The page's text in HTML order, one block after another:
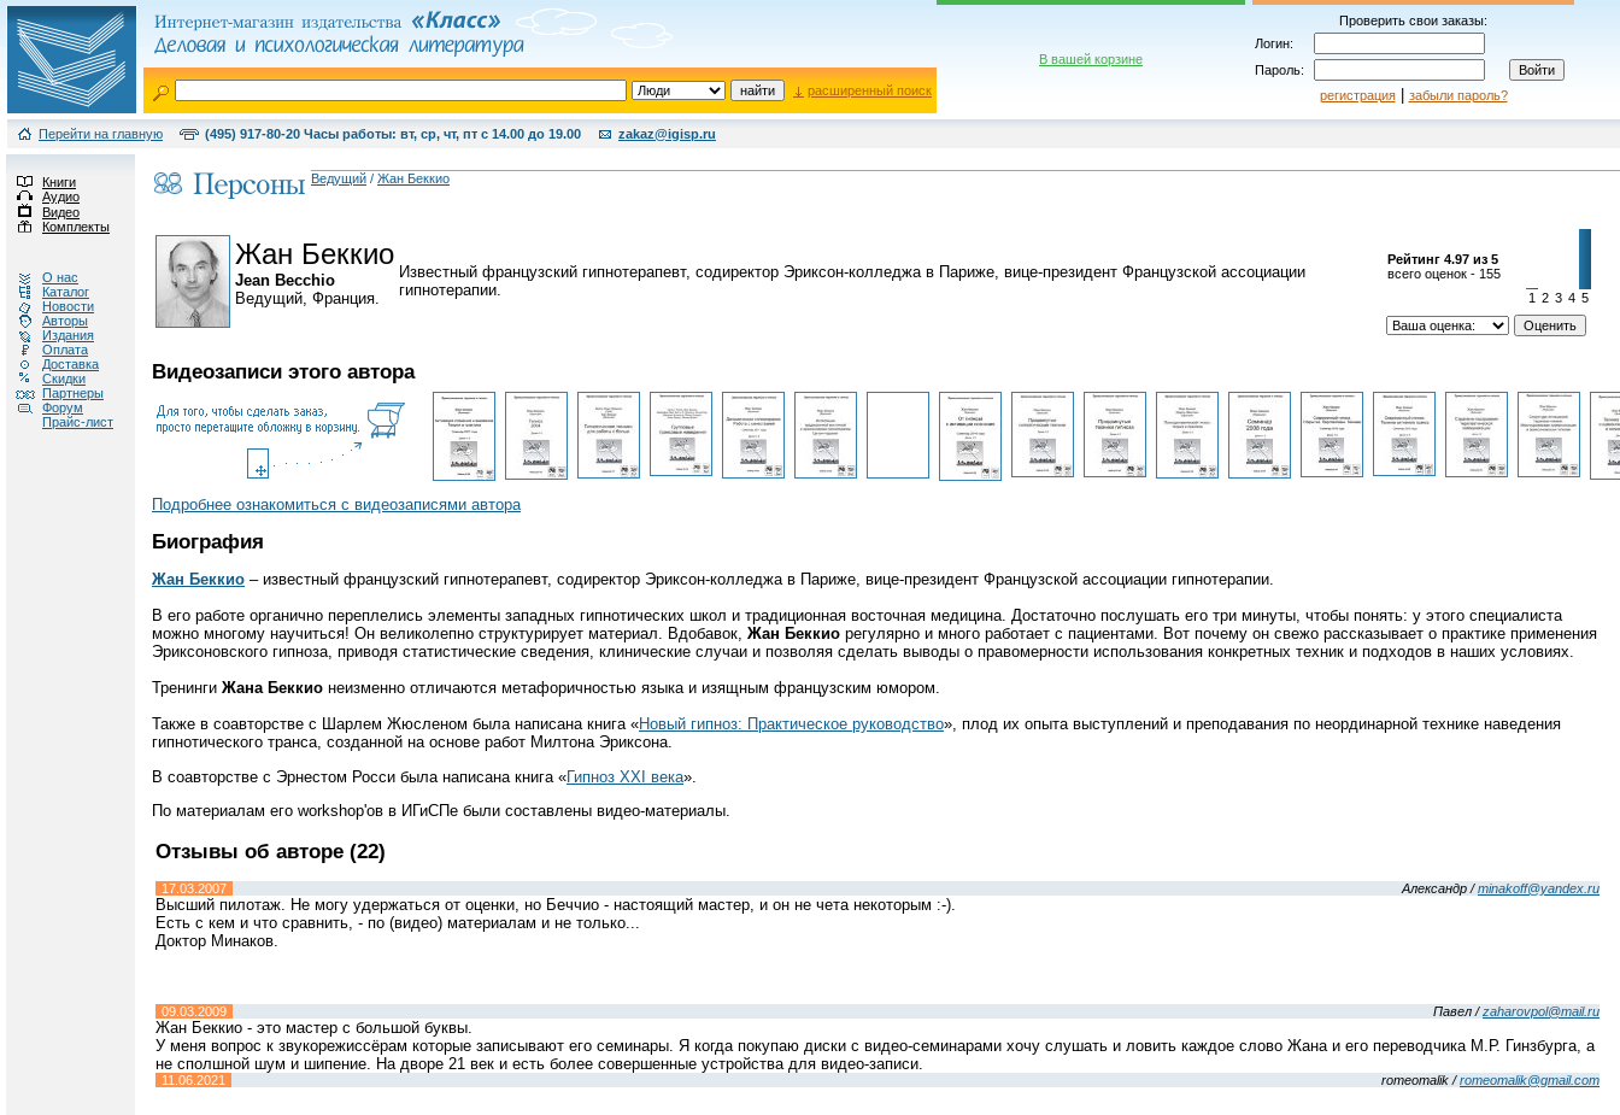
расширенный поиск
В вашей корзине
Проверить свои заказы:
Логин:
Пароль:
регистрация| забыли пароль?
Перейти на главную (495) 917-80-20 Часы работы: вт, ср, чт, пт с 14.00 до 19.00 zakaz@igisp.ru
Книги
Аудио
Видео
Комплекты
О нас
Каталог
Новости
Авторы
Издания
Оплата
Доставка
Скидки
Партнеры
Форум
Прайс-лист
Ведущий / Жан Беккио
Жан Беккио
Jean Becchio
Ведущий, Франция.
Известный французский гипнотерапевт, содиректор Эриксон-колледжа в Париже, вице-президент Французской ассоциации
гипнотерапии.
Рейтинг 4.97 из 5
всего оценок - 155
1 2 3 4 5
Видеозаписи этого автора
Подробнее ознакомиться с видеозаписями автора
Биография
Жан Беккио – известный французский гипнотерапевт, содиректор Эриксон-колледжа в Париже, вице-президент Французской ассоциации гипнотерапии.
В его работе органично переплелись элементы западных гипнотических школ и традиционная восточная медицина. Достаточно послушать его три минуты, чтобы понять: у этого специалиста
можно многому научиться! Он великолепно структурирует материал. Вдобавок, Жан Беккио регулярно и много работает с пациентами. Вот почему он свежо рассказывает о практике применения
Эриксоновского гипноза, приводя статистические сведения, клинические случаи и позволяя сделать выводы о правомерности использования конкретных техник и подходов в наших условиях.
Тренинги Жана Беккио неизменно отличаются метафоричностью языка и изящным французским юмором.
Также в соавторстве с Шарлем Жюсленом была написана книга «Новый гипноз: Практическое руководство», плод их опыта выступлений и преподавания по неординарной технике наведения
гипнотического транса, созданной на основе работ Милтона Эриксона.
В соавторстве с Эрнестом Росси была написана книга «Гипноз XXI века».
По материалам его workshop'ов в ИГиСПе были составлены видео-материалы.
Отзывы об авторе (22)
17.03.2007 Александр /minakoff@yandex.ru
Высший пилотаж. Не могу удержаться от оценки, но Беччио - настоящий мастер, и он не чета некоторым :-).
Есть с кем и что сравнить, - по (видео) материалам и не только...
Доктор Минаков.
09.03.2009 Павел /zaharovpol@mail.ru
Жан Беккио - это мастер с большой буквы.
У меня вопрос к звукорежиссёрам которые записывают его семинары. Я когда покупаю диски с видео-семинарами хочу слушать и ловить каждое слово Жана и его переводчика М.Р. Гинзбурга, а
не сполшной шум и шипение. На дворе 21 век и есть более совершенные устройства для видео-записи.
11.06.2021 romeomalik /romeomalik@gmail.com